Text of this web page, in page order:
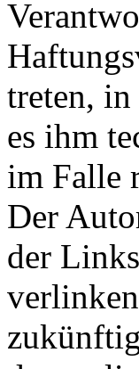
treten,
es ihm
im Falle
Der
der